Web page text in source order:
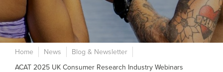
Home News
Blog & Newsletter
ACAT 2025 UK Consumer Research Industry Webinars